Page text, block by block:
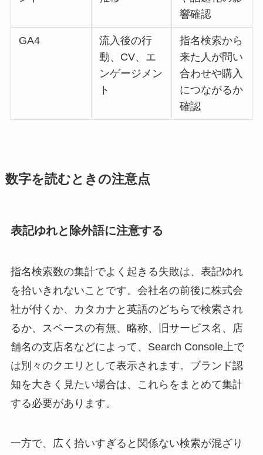
響確認
GA4
流入後の行
動、CV、エ
ンゲージメン
ト
指名検索から
来た人が問い
合わせや購入
につながるか
確認
数字を読むときの注意点
表記ゆれと除外語に注意する
指名検索数の集計でよく起きる失敗は、表記ゆれ
を拾いきれないことです。会社名の前後に株式会
社が付くか、カタカナと英語のどちらで検索され
るか、スペースの有無、略称、旧サービス名、店
舗名の支店名などによって、Search Console上で
は別々のクエリとして表示されます。ブランド認
知を大きく見たい場合は、これらをまとめて集計
する必要があります。
一方で、広く拾いすぎると関係ない検索が混ざり